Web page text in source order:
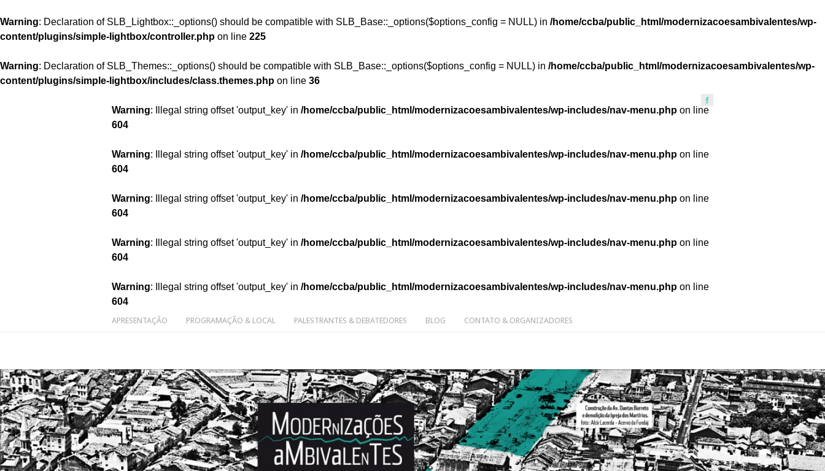
Warning: Declaration of SLB_Lightbox::_options() should be compatible with SLB_Base::_options($options_config = NULL) in /home/ccba/public_html/modernizacoesambivalentes/wp-
content/plugins/simple-lightbox/controller.php on line 225
Warning: Declaration of SLB_Themes::_options() should be compatible with SLB_Base::_options($options_config = NULL) in /home/ccba/public_html/modernizacoesambivalentes/wp-
content/plugins/simple-lightbox/includes/class.themes.php on line 36
Warning: Illegal string offset 'output_key' in /home/ccba/public_html/modernizacoesambivalentes/wp-includes/nav-menu.php on line
604
Warning: Illegal string offset 'output_key' in /home/ccba/public_html/modernizacoesambivalentes/wp-includes/nav-menu.php on line
604
Warning: Illegal string offset 'output_key' in /home/ccba/public_html/modernizacoesambivalentes/wp-includes/nav-menu.php on line
604
Warning: Illegal string offset 'output_key' in /home/ccba/public_html/modernizacoesambivalentes/wp-includes/nav-menu.php on line
604
Warning: Illegal string offset 'output_key' in /home/ccba/public_html/modernizacoesambivalentes/wp-includes/nav-menu.php on line
604
APRESENTAÇÃO PROGRAMAÇÃO & LOCAL PALESTRANTES & DEBATEDORES BLOG CONTATO & ORGANIZADORES